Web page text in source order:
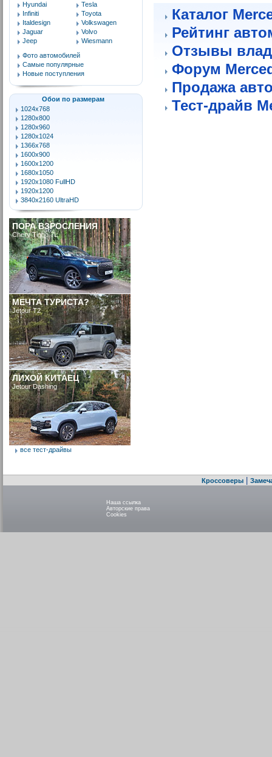
Hyundai
Infiniti
Italdesign
Jaguar
Jeep
Tesla
Toyota
Volkswagen
Volvo
Wiesmann
Фото автомобилей
Самые популярные
Новые поступления
Обои по размерам
1024x768
1280x800
1280x960
1280x1024
1366x768
1600x900
1600x1200
1680x1050
1920x1080 FullHD
1920x1200
3840x2160 UltraHD
ПОРА ВЗРОСЛЕНИЯ
Chery Tiggo 7L
МЕЧТА ТУРИСТА?
Jetour T2
ЛИХОЙ КИТАЕЦ
Jetour Dashing
все тест-драйвы
Каталог
Рейтинг
Отзывы
Форум
Продажа
Тест-драйв
Кроссоверы
Наша ссылка
Авторские права
Cookies